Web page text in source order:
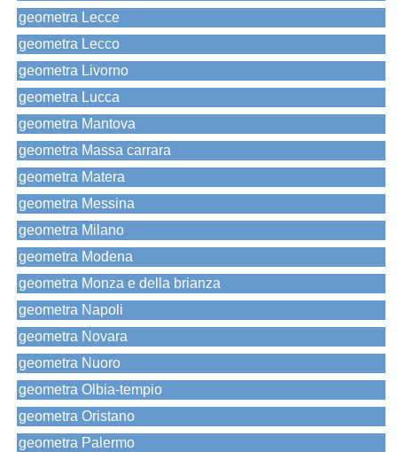
geometra Lecce
geometra Lecco
geometra Livorno
geometra Lucca
geometra Mantova
geometra Massa carrara
geometra Matera
geometra Messina
geometra Milano
geometra Modena
geometra Monza e della brianza
geometra Napoli
geometra Novara
geometra Nuoro
geometra Olbia-tempio
geometra Oristano
geometra Palermo